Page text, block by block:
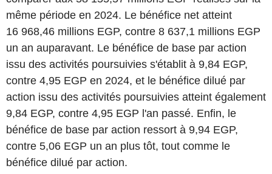
même période en 2024. Le bénéfice net atteint
16 968,46 millions EGP, contre 8 637,1 millions EGP
un an auparavant. Le bénéfice de base par action
issu des activités poursuivies s'établit à 9,84 EGP,
contre 4,95 EGP en 2024, et le bénéfice dilué par
action issu des activités poursuivies atteint également
9,84 EGP, contre 4,95 EGP l'an passé. Enfin, le
bénéfice de base par action ressort à 9,94 EGP,
contre 5,06 EGP un an plus tôt, tout comme le
bénéfice dilué par action.